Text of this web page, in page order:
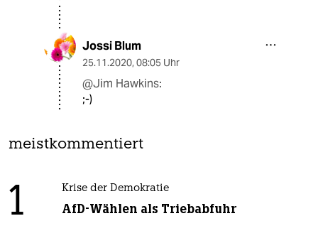
Jossi Blum
25.11.2020, 08:05 Uhr
@Jim Hawkins:
;-)
meistkommentiert
1 Krise der Demokratie
AfD-Wählen als Triebabfuhr